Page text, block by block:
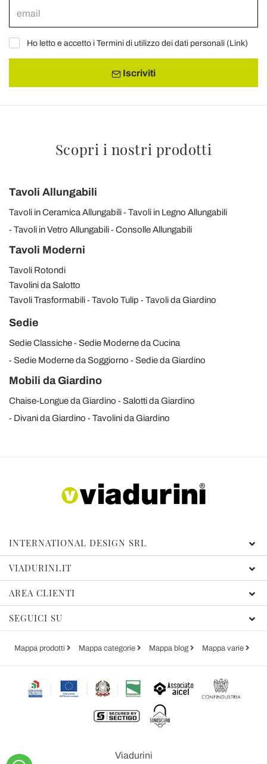
Ho letto e accetto i Termini di utilizzo dei dati personali (Link)
Iscriviti
Scopri i nostri prodotti
Tavoli Allungabili
Tavoli in Ceramica Allungabili
Tavoli in Legno Allungabili
Tavoli in Vetro Allungabili
Consolle Allungabili
Tavoli Moderni
Tavoli Rotondi
Tavolini da Salotto
Tavoli Trasformabili
Tavolo Tulip Tavoli da Giardino
Sedie
Sedie Classiche
Sedie Moderne da Cucina
Sedie Moderne da Soggiorno
Sedie da Giardino
Mobili da Giardino
Chaise-Longue da Giardino
Salotti da Giardino
Divani da Giardino
Tavolini da Giardino
INTERNATIONAL DESIGN SRL
VIADURINI.IT
AREA CLIENTI
SEGUICI SU
Mappa prodotti Mappa categorie Mappa blog Mappa varie
Viadurini